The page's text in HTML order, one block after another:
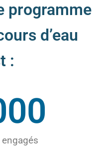
programme
d’eau
: